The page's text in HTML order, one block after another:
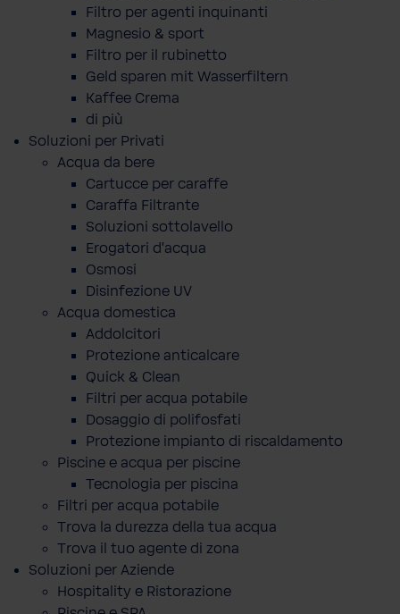
Filtro per agenti inquinanti
Magnesio & sport
Filtro per il rubinetto
Geld sparen mit Wasserfiltern
Kaffee Crema
di più
Soluzioni per Privati
Acqua da bere
Cartucce per caraffe
Caraffa Filtrante
Soluzioni sottolavello
Erogatori d'acqua
Osmosi
Disinfezione UV
Acqua domestica
Addolcitori
Protezione anticalcare
Quick & Clean
Filtri per acqua potabile
Dosaggio di polifosfati
Protezione impianto di riscaldamento
Piscine e acqua per piscine
Tecnologia per piscina
Filtri per acqua potabile
Trova la durezza della tua acqua
Trova il tuo agente di zona
Soluzioni per Aziende
Hospitality e Ristorazione